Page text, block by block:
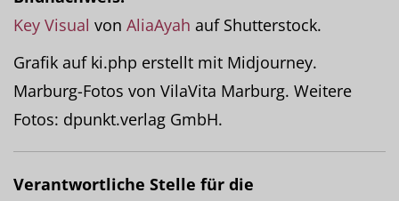
Key Visual von AliaAyah auf Shutterstock.
Grafik auf ki.php erstellt mit Midjourney.
Marburg-Fotos von VilaVita Marburg. Weitere
Fotos: dpunkt.verlag GmbH.
Verantwortliche Stelle für die